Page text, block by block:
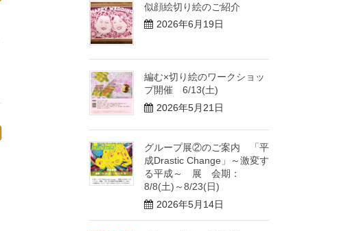
似顔絵切り絵のご紹介
2026年6月19日
編む×切り絵のワークショッ
プ開催 6/13(土)
2026年5月21日
グループ展②のご案内 「平
成Drastic Change」～激変す
る平成～ 展 会期：
8/8(土)～8/23(日)
2026年5月14日